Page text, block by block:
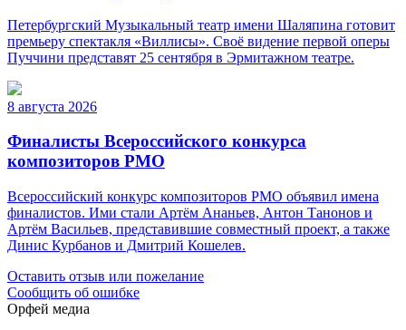
Петербургский Музыкальный театр имени Шаляпина готовит
премьеру спектакля «Виллисы». Своё видение первой оперы
Пуччини представят 25 сентября в Эрмитажном театре.
8 августа 2026
Финалисты Всероссийского конкурса
композиторов РМО
Всероссийский конкурс композиторов РМО объявил имена
финалистов. Ими стали Артём Ананьев, Антон Танонов и
Артём Васильев, представившие совместный проект, а также
Динис Курбанов и Дмитрий Кошелев.
Оставить отзыв или пожелание
Сообщить об ошибке
Орфей медиа